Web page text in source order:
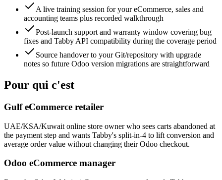
A live training session for your eCommerce, sales and
accounting teams plus recorded walkthrough
Post-launch support and warranty window covering bug
fixes and Tabby API compatibility during the coverage period
Source handover to your Git/repository with upgrade
notes so future Odoo version migrations are straightforward
Pour qui c'est
Gulf eCommerce retailer
UAE/KSA/Kuwait online store owner who sees carts abandoned at
the payment step and wants Tabby's split-in-4 to lift conversion and
average order value without changing their Odoo checkout.
Odoo eCommerce manager